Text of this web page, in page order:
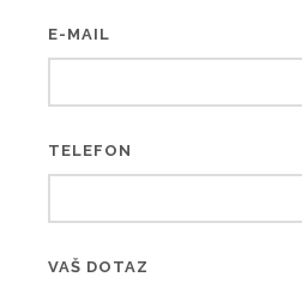
E-MAIL
TELEFON
VAŠ DOTAZ